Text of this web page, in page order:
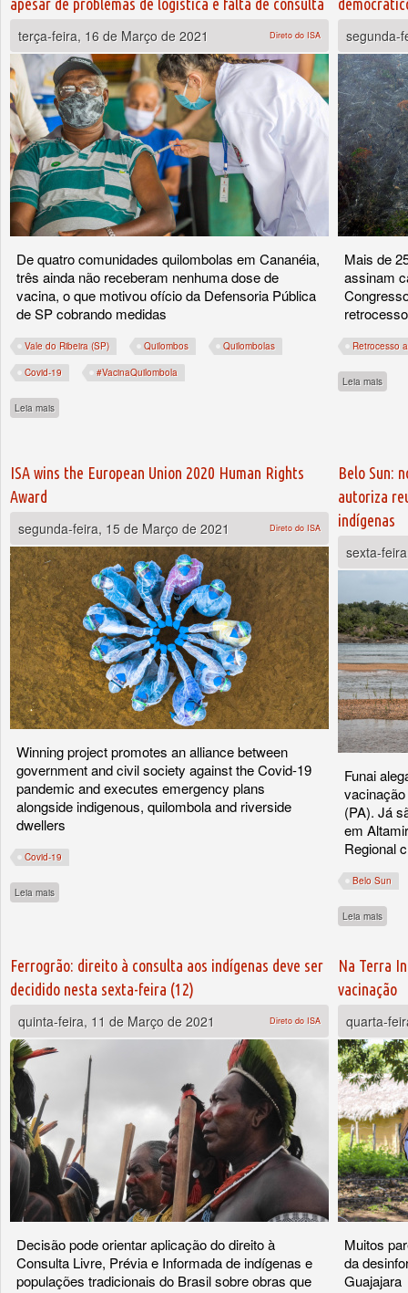
terça-feira, 16 de Março de 2021
Direto do ISA
De quatro comunidades quilombolas em Cananéia,
três ainda não receberam nenhuma dose de
vacina, o que motivou ofício da Defensoria Pública
de SP cobrando medidas
Vale do Ribeira (SP) Quilombos Quilombolas
Covid-19 #VacinaQuilombola
Leia mais
segunda-
Mais de
assinam
Retrocesso
Leia mais
ISA wins the European Union 2020 Human Rights
Award
segunda-feira, 15 de Março de 2021
Direto do ISA
Winning project promotes an alliance between
government and civil society against the Covid-19
pandemic and executes emergency plans
alongside indigenous, quilombola and riverside
dwellers
Covid-19
Leia mais
Belo Sun:
autoriza
indígenas
sexta-
Funai
(PA). Já
em
Regional
Belo Sun
Leia mais
Ferrogrão: direito à consulta aos indígenas deve ser
decidido nesta sexta-feira (12)
quinta-feira, 11 de Março de 2021
Direto do ISA
Decisão pode orientar aplicação do direito à
Consulta Livre, Prévia e Informada de indígenas e
populações tradicionais do Brasil sobre obras que
Na Terra
vacinação
quarta-
Muitos
da
Guajajara